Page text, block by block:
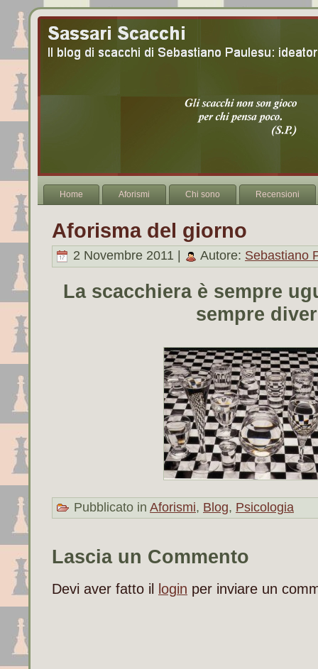
Home Aforismi Chi sono Recensioni
Aforisma del giorno
2 Novembre 2011 | Autore: Sebastiano
La scacchiera è sempre
sempre
Pubblicato in Aforismi, Blog, Psicologia
Lascia un Commento
Devi aver fatto il login per inviare un